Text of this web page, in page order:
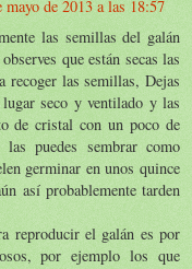
mayo de 2013 a las 18:57
las semillas del galán
que están secas las
recoger las semillas, Dejas
seco y ventilado y las
de cristal con un poco de
puedes sembrar como
germinar en unos quince
así probablemente tarden
reproducir el galán es por
por ejemplo los que